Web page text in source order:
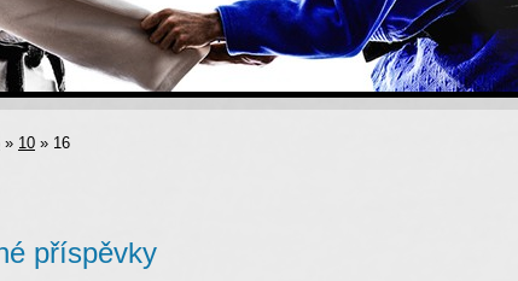
» 10 » 16
příspěvky